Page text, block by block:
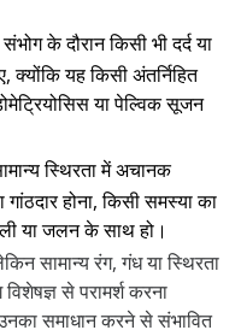
के दौरान किसी भी दर्द या
क्योंकि यह किसी अंतर्निहित
या पेल्विक सूजन
स्थिरता में अचानक
होना, किसी समस्या का
या जलन के साथ हो।
सामान्य रंग, गंध या स्थिरता
से परामर्श करना
समाधान करने से संभावित